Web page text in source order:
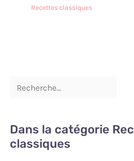
Recettes classiques
Dans la catégorie
classiques